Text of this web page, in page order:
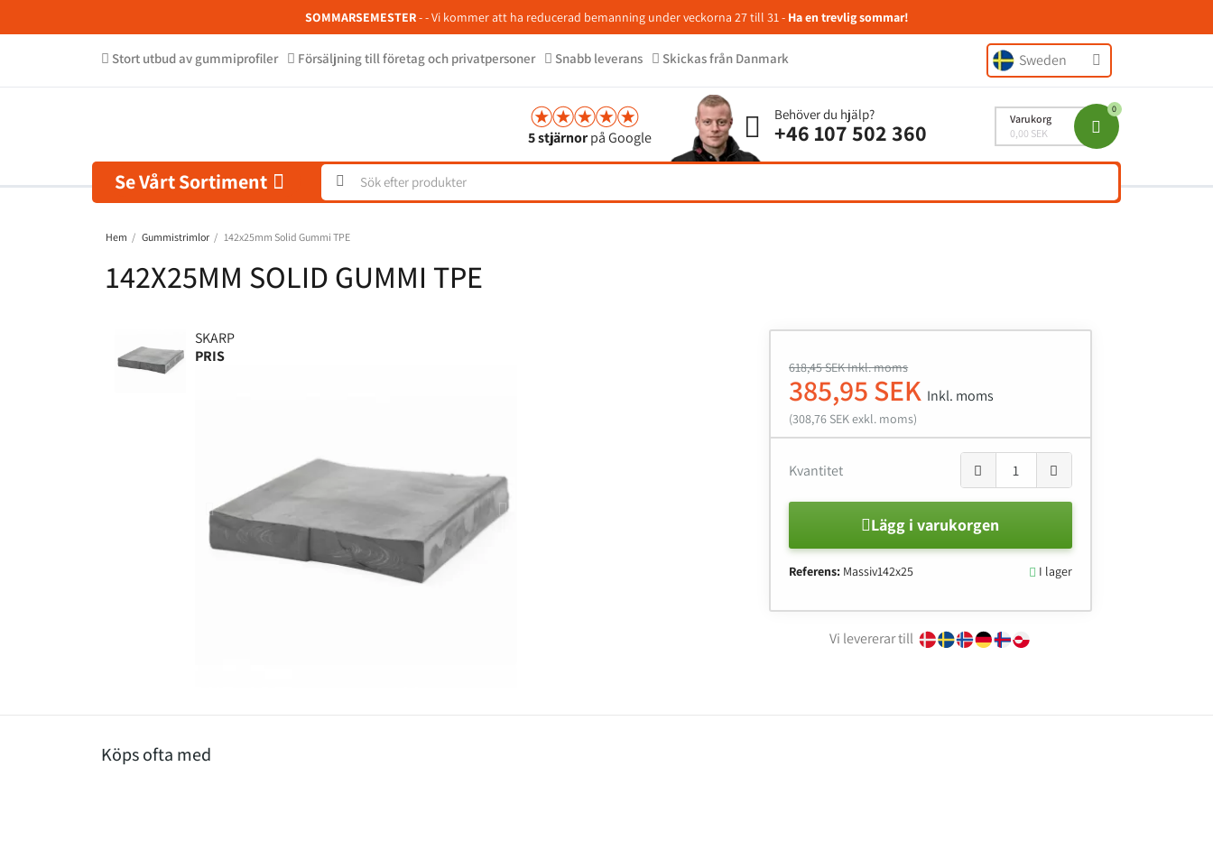
SOMMARSEMESTER- - Vi kommer att ha reducerad bemanning under veckorna 27 till 31 - Ha en trevlig sommar!
Stort utbud av gummiprofiler Försäljning till företag och privatpersoner Snabb leverans Skickas från Danmark Sweden
5 stjärnorpå Google
Behöver du hjälp?
+46 107 502 360
Varukorg
0,00 SEK
Se Vårt Sortiment
Hem Gummistrimlor 142x25mm Solid Gummi TPE
142X25MM SOLID GUMMI TPE
SKARP
PRIS
618,45 SEK Inkl. moms
385,95 SEK Inkl. moms
(308,76 SEK exkl. moms)
Kvantitet
Lägg i varukorgen
Referens: Massiv142x25  I lager
Vi levererar till
Köps ofta med